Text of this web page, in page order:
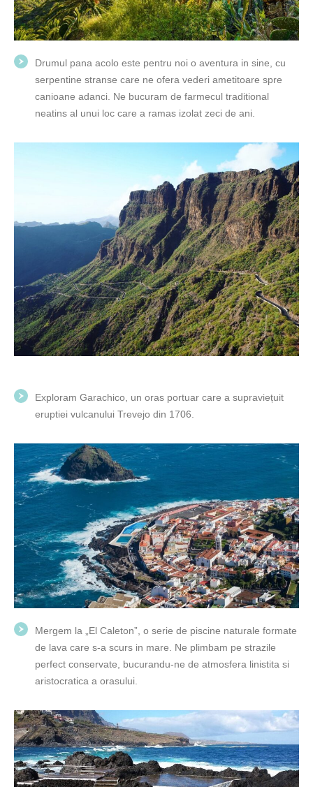
Drumul pana acolo este pentru noi o aventura in sine, cu
serpentine stranse care ne ofera vederi ametitoare spre
canioane adanci. Ne bucuram de farmecul traditional
neatins al unui loc care a ramas izolat zeci de ani.
Exploram Garachico, un oras portuar care a supraviețuit
eruptiei vulcanului Trevejo din 1706.
Mergem la „El Caleton”, o serie de piscine naturale formate
de lava care s-a scurs in mare. Ne plimbam pe strazile
perfect conservate, bucurandu-ne de atmosfera linistita si
aristocratica a orasului.